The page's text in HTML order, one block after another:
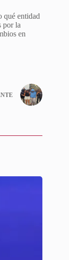
qué entidad
por la
en